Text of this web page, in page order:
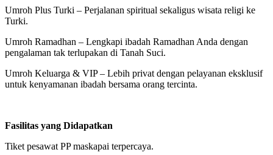
Umroh Plus Turki – Perjalanan spiritual sekaligus wisata religi ke
Turki.
Umroh Ramadhan – Lengkapi ibadah Ramadhan Anda dengan
pengalaman tak terlupakan di Tanah Suci.
Umroh Keluarga & VIP – Lebih privat dengan pelayanan eksklusif
untuk kenyamanan ibadah bersama orang tercinta.
Fasilitas yang Didapatkan
Tiket pesawat PP maskapai terpercaya.